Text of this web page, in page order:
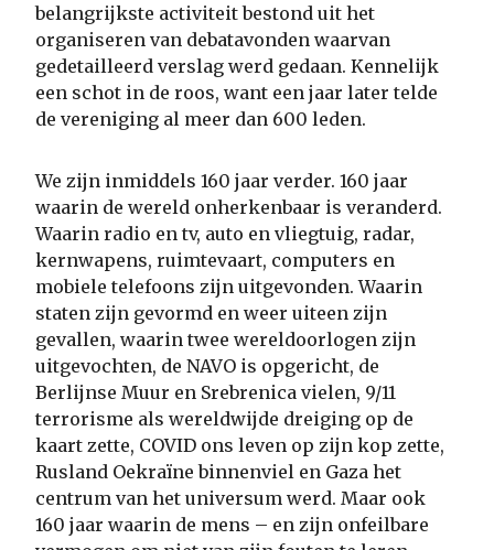
belangrijkste activiteit bestond uit het
organiseren van debatavonden waarvan
gedetailleerd verslag werd gedaan. Kennelijk
een schot in de roos, want een jaar later telde
de vereniging al meer dan 600 leden.
We zijn inmiddels 160 jaar verder. 160 jaar
waarin de wereld onherkenbaar is veranderd.
Waarin radio en tv, auto en vliegtuig, radar,
kernwapens, ruimtevaart, computers en
mobiele telefoons zijn uitgevonden. Waarin
staten zijn gevormd en weer uiteen zijn
gevallen, waarin twee wereldoorlogen zijn
uitgevochten, de NAVO is opgericht, de
Berlijnse Muur en Srebrenica vielen, 9/11
terrorisme als wereldwijde dreiging op de
kaart zette, COVID ons leven op zijn kop zette,
Rusland Oekraïne binnenviel en Gaza het
centrum van het universum werd. Maar ook
160 jaar waarin de mens – en zijn onfeilbare